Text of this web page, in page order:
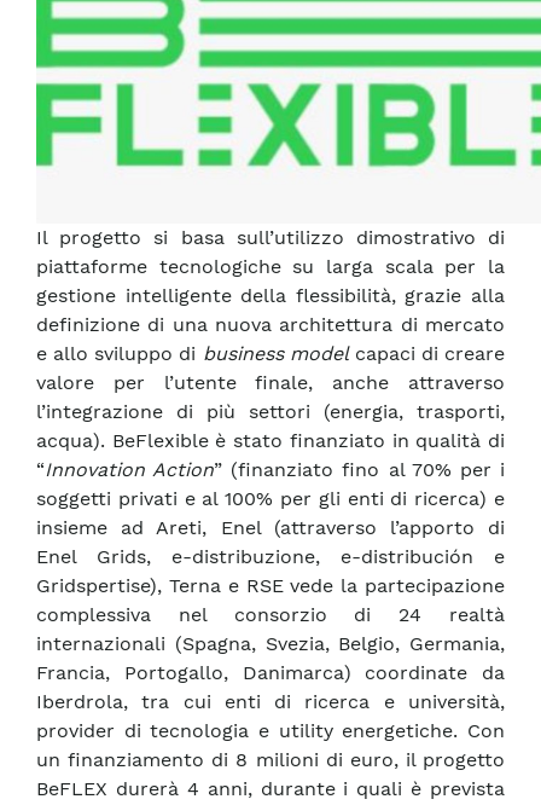
Il progetto si basa sull’utilizzo dimostrativo di
piattaforme tecnologiche su larga scala per la
gestione intelligente della flessibilità, grazie alla
definizione di una nuova architettura di mercato
e allo sviluppo di business modelcapaci di creare
valore per l’utente finale, anche attraverso
l’integrazione di più settori (energia, trasporti,
acqua). BeFlexible è stato finanziato in qualità di
“Innovation Action” (finanziato fino al 70% per i
soggetti privati e al 100% per gli enti di ricerca) e
insieme ad Areti, Enel (attraverso l’apporto di
Enel Grids, e-distribuzione, e-distribución e
Gridspertise), Terna e RSE vede la partecipazione
complessiva nel consorzio di 24 realtà
internazionali (Spagna, Svezia, Belgio, Germania,
Francia, Portogallo, Danimarca) coordinate da
Iberdrola, tra cui enti di ricerca e università,
provider di tecnologia e utility energetiche. Con
un finanziamento di 8 milioni di euro, il progetto
BeFLEX durerà 4 anni, durante i quali è prevista